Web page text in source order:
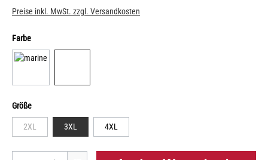
Preise inkl. MwSt. zzgl. Versandkosten
Farbe
Größe
2XL 3XL 4XL